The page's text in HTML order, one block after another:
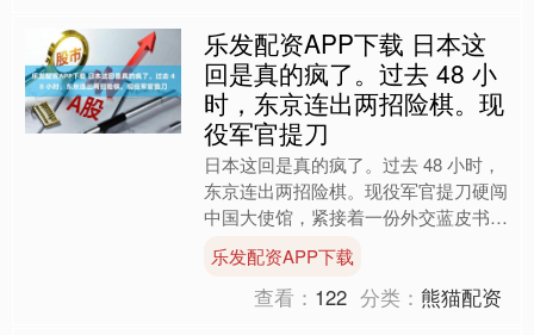
乐发配资APP下载 日本这
回是真的疯了。过去 48 小
时，东京连出两招险棋。现
役军官提刀
日本这回是真的疯了。过去 48 小时，
东京连出两招险棋。现役军官提刀硬闯
中国大使馆，紧接着一份外交蓝皮书草
案曝光。里面针对中国改了一行字，整
个亚洲都倒吸一口凉气....
乐发配资APP下载
查看： 122 分类： 熊猫配资